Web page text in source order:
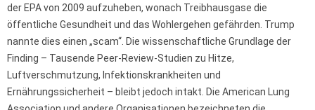
der EPA von 2009 aufzuheben, wonach Treibhausgase die
öffentliche Gesundheit und das Wohlergehen gefährden. Trump
nannte dies einen „scam“. Die wissenschaftliche Grundlage der
Finding – Tausende Peer-Review-Studien zu Hitze,
Luftverschmutzung, Infektionskrankheiten und
Ernährungssicherheit – bleibt jedoch intakt. Die American Lung